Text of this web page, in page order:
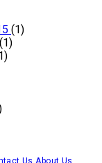
(1)
(1)
Us About Us